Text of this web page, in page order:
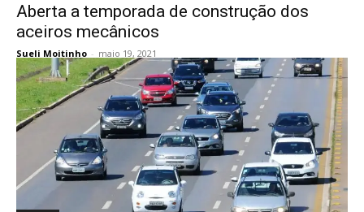
Aberta a temporada de construção dos
aceiros mecânicos
Sueli Moitinho - maio 19, 2021